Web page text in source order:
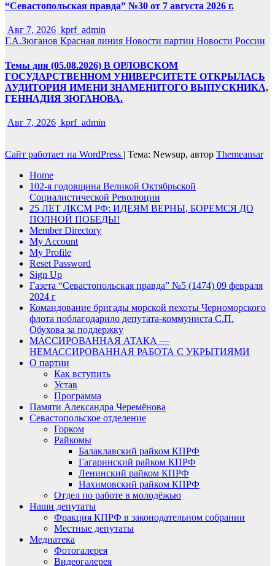
“Севастопольская правда” №30 от 7 августа 2026 г.
Авг 7, 2026 kprf_admin
Г.А.Зюганов Красная линия Новости партии Новости России
Темы дня (05.08.2026) В ОРЛОВСКОМ
ГОСУДАРСТВЕННОМ УНИВЕРСИТЕТЕ ОТКРЫЛАСЬ
АУДИТОРИЯ ИМЕНИ ЗНАМЕНИТОГО ВЫПУСКНИКА,
ГЕННАДИЯ ЗЮГАНОВА.
Авг 7, 2026 kprf_admin
Сайт работает на WordPress | Тема: Newsup, автор Themeansar
Home
102-я годовщина Великой Октябрьской
Социалистической Революции
25 ЛЕТ ЛКСМ РФ: ИДЕЯМ ВЕРНЫ, БОРЕМСЯ ДО
ПОЛНОЙ ПОБЕДЫ!
Member Directory
My Account
My Profile
Reset Password
Sign Up
Газета “Севастопольская правда” №5 (1474) 09 февраля
2024 г
Командование бригады морской пехоты Черноморского
флота поблагодарило депутата-коммуниста С.П.
Обухова за поддержку
МАССИРОВАННАЯ АТАКА —
НЕМАССИРОВАННАЯ РАБОТА С УКРЫТИЯМИ
О партии
Как вступить
Устав
Программа
Памяти Александра Черемёнова
Севастопольское отделение
Горком
Райкомы
Балаклавский райком КПРФ
Гагаринский райком КПРФ
Ленинский райком КПРФ
Нахимовский райком КПРФ
Отдел по работе в молодёжью
Наши депутаты
Фракция КПРФ в законодательном собрании
Местные депутаты
Медиатека
Фотогалерея
Видеогалерея